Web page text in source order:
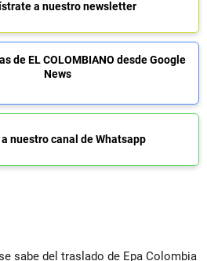
a nuestro newsletter
de EL COLOMBIANO desde Google
News
nuestro canal de Whatsapp
sabe del traslado de Epa Colombia